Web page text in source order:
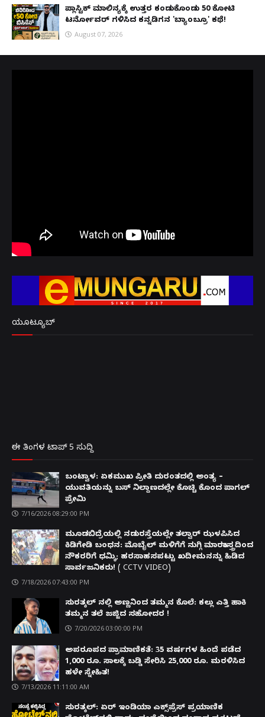
ಪ್ಲಾಸ್ಟಿಕ್ ಮಾಲಿನ್ಯಕ್ಕೆ ಉತ್ತರ ಕಂಡುಕೊಂಡು ₹50 ಕೋಟಿ
ಟರ್ನೋವರ್ ಗಳಿಸಿದ ಕನ್ನಡಿಗನ 'ಬ್ಯಾಂಬ್ರೂ' ಕಥೆ!
August 07, 2026
ಯೂಟ್ಯೂಬ್
ಈ ತಿಂಗಳ ಟಾಪ್ 5 ಸುದ್ದಿ
ಬಂಟ್ವಾಳ: ಏಕಮುಖ ಪ್ರೀತಿ ದುರಂತದಲ್ಲಿ ಅಂತ್ಯ –
ಯುವತಿಯನ್ನು ಬಸ್ ನಿಲ್ದಾಣದಲ್ಲೇ ಕೊಚ್ಚಿ ಕೊಂದ ಪಾಗಲ್
ಪ್ರೇಮಿ
7/16/2026 08:29:00 PM
ಮೂಡಬಿದ್ರೆಯಲ್ಲಿ ನಡುರಸ್ತೆಯಲ್ಲೇ ತಲ್ವಾರ್ ಝಳಪಿಸಿದ
ಕಿಡಿಗೇಡಿ ಬಂಧನ: ಮೊಬೈಲ್ ಮಳಿಗೆಗೆ ನುಗ್ಗಿ ಮಾರಕಾಸ್ತ್ರದಿಂದ
ನೌಕರರಿಗೆ ಧಮ್ಕಿ; ಹರಸಾಹಸಪಟ್ಟು ಖದೀಮನನ್ನು ಹಿಡಿದ
ಸಾರ್ವಜನಿಕರು! ( CCTV VIDEO)
7/18/2026 07:43:00 PM
ಸುರತ್ಕಲ್ ನಲ್ಲಿ ಅಣ್ಣನಿಂದ ತಮ್ಮನ ಕೊಲೆ: ಕಲ್ಲು ಎತ್ತಿ ಹಾಕಿ
ತಮ್ಮನ ತಲೆ ಜಜ್ಜಿದ ಸಹೋದರ !
7/20/2026 03:00:00 PM
ಅಪರೂಪದ ಪ್ರಾಮಾಣಿಕತೆ: 35 ವರ್ಷಗಳ ಹಿಂದೆ ಪಡೆದ
1,000 ರೂ. ಸಾಲಕ್ಕೆ ಬಡ್ಡಿ ಸೇರಿಸಿ 25,000 ರೂ. ಮರಳಿಸಿದ
ಹಳೇ ಸ್ನೇಹಿತ!
7/13/2026 11:11:00 AM
ಸುರತ್ಕಲ್: ಏರ್ ಇಂಡಿಯಾ ಎಕ್ಸ್‌ಪ್ರೆಸ್ ಪ್ರಯಾಣಿಕ